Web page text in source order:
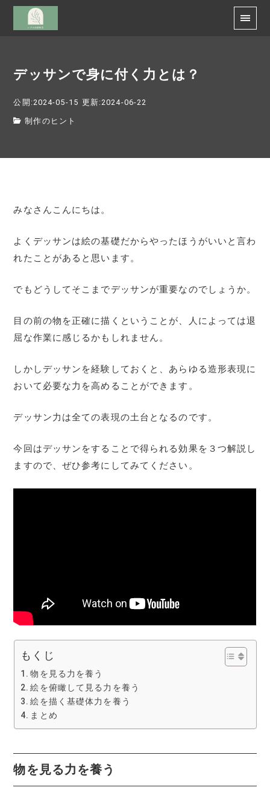
デッサンで身に付く力とは？
公開:2024-05-15 更新:2024-06-22
制作のヒント
みなさんこんにちは。
よくデッサンは絵の基礎だからやったほうがいいと言わ
れたことがあると思います。
でもどうしてそこまでデッサンが重要なのでしょうか。
目の前の物を正確に描くということが、人によっては退
屈な作業に感じるかもしれません。
しかしデッサンを経験しておくと、あらゆる造形表現に
おいて必要な力を高めることができます。
デッサン力は全ての表現の土台となるのです。
今回はデッサンをすることで得られる効果を３つ解説し
ますので、ぜひ参考にしてみてください。
もくじ
物を見る力を養う
絵を俯瞰して見る力を養う
絵を描く基礎体力を養う
まとめ
物を見る力を養う